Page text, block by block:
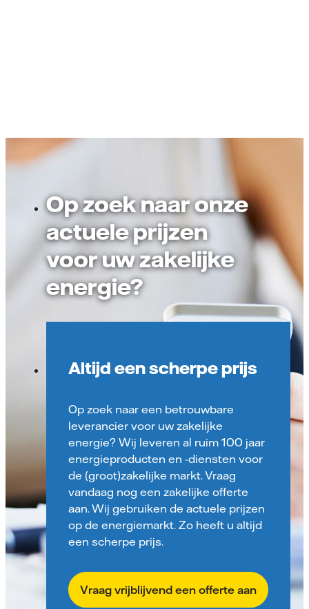
Op zoek naar onze
actuele prijzen
voor uw zakelijke
energie?
Altijd een scherpe prijs
Op zoek naar een betrouwbare
leverancier voor uw zakelijke
energie? Wij leveren al ruim 100 jaar
energie­producten en -diensten voor
de (groot)­zakelijke markt. Vraag
vandaag nog een zakelijke offerte
aan. Wij gebruiken de actuele prijzen
op de energiemarkt. Zo heeft u altijd
een scherpe prijs.
Vraag vrijblijvend een offerte aan